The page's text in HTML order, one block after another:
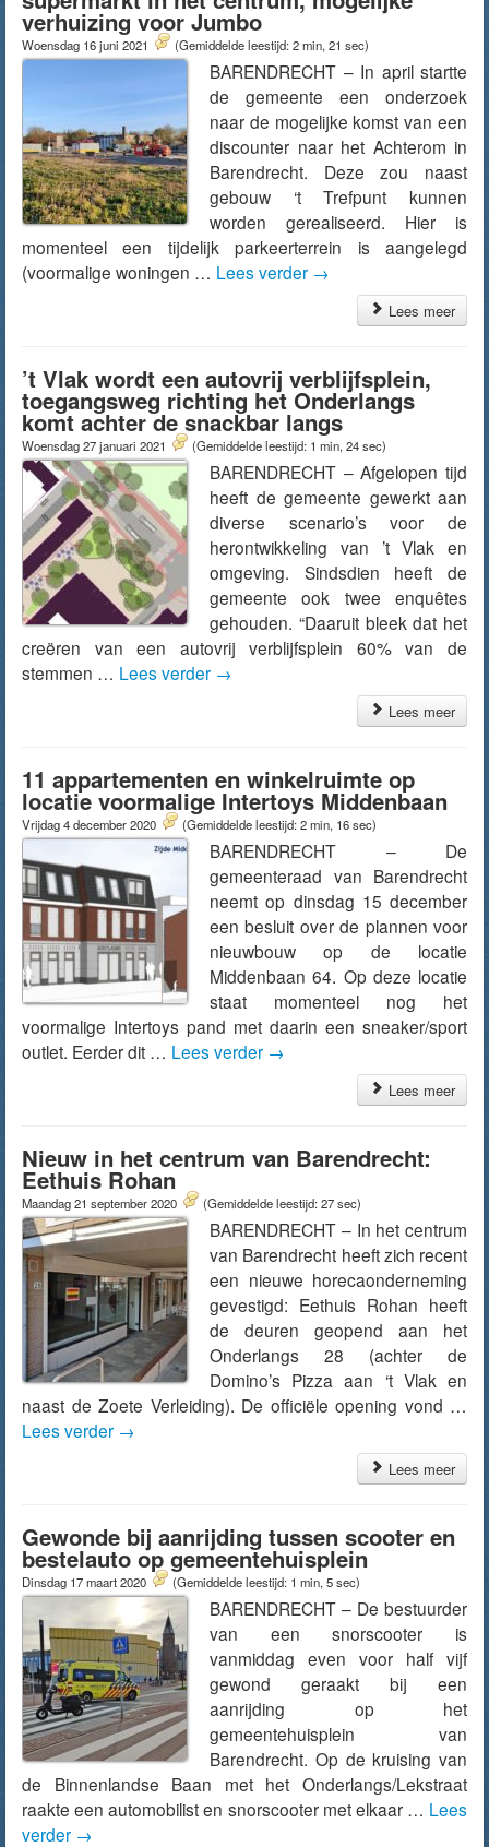
verhuizing voor Jumbo
Woensdag 16 juni 2021 (Gemiddelde leestijd: 2 min, 21 sec)
BARENDRECHT – In april startte
de gemeente een onderzoek
naar de mogelijke komst van een
discounter naar het Achterom in
Barendrecht. Deze zou naast
gebouw ‘t Trefpunt kunnen
worden gerealiseerd. Hier is
momenteel een tijdelijk parkeerterrein is aangelegd
(voormalige woningen … Lees verder →
Lees meer
’t Vlak wordt een autovrij verblijfsplein,
toegangsweg richting het Onderlangs
komt achter de snackbar langs
Woensdag 27 januari 2021 (Gemiddelde leestijd: 1 min, 24 sec)
BARENDRECHT – Afgelopen tijd
heeft de gemeente gewerkt aan
diverse scenario’s voor de
herontwikkeling van ’t Vlak en
omgeving. Sindsdien heeft de
gemeente ook twee enquêtes
gehouden. “Daaruit bleek dat het
creëren van een autovrij verblijfsplein 60% van de
stemmen … Lees verder →
Lees meer
11 appartementen en winkelruimte op
locatie voormalige Intertoys Middenbaan
Vrijdag 4 december 2020 (Gemiddelde leestijd: 2 min, 16 sec)
BARENDRECHT – De
gemeenteraad van Barendrecht
neemt op dinsdag 15 december
een besluit over de plannen voor
nieuwbouw op de locatie
Middenbaan 64. Op deze locatie
staat momenteel nog het
voormalige Intertoys pand met daarin een sneaker/sport
outlet. Eerder dit … Lees verder →
Lees meer
Nieuw in het centrum van Barendrecht:
Eethuis Rohan
Maandag 21 september 2020 (Gemiddelde leestijd: 27 sec)
BARENDRECHT – In het centrum
van Barendrecht heeft zich recent
een nieuwe horecaonderneming
gevestigd: Eethuis Rohan heeft
de deuren geopend aan het
Onderlangs 28 (achter de
Domino’s Pizza aan ‘t Vlak en
naast de Zoete Verleiding). De officiële opening vond …
Lees verder →
Lees meer
Gewonde bij aanrijding tussen scooter en
bestelauto op gemeentehuisplein
Dinsdag 17 maart 2020 (Gemiddelde leestijd: 1 min, 5 sec)
BARENDRECHT – De bestuurder
van een snorscooter is
vanmiddag even voor half vijf
gewond geraakt bij een
aanrijding op het
gemeentehuisplein van
Barendrecht. Op de kruising van
de Binnenlandse Baan met het Onderlangs/Lekstraat
raakte een automobilist en snorscooter met elkaar … Lees
verder →